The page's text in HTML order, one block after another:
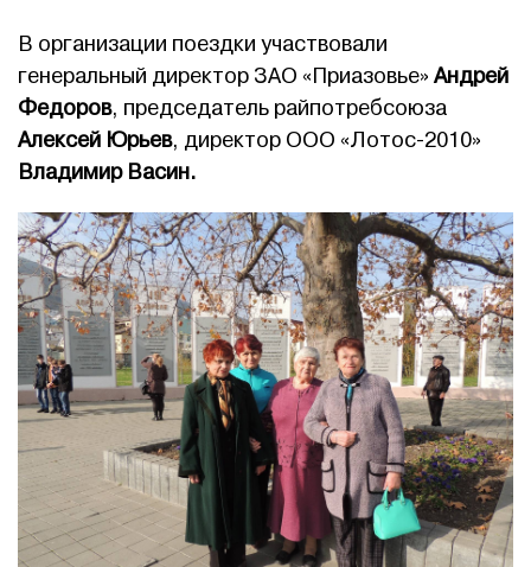
В организации поездки участвовали
генеральный директор ЗАО «Приазовье» Андрей
Федоров, председатель райпотребсоюза
Алексей Юрьев, директор ООО «Лотос-2010»
Владимир Васин.